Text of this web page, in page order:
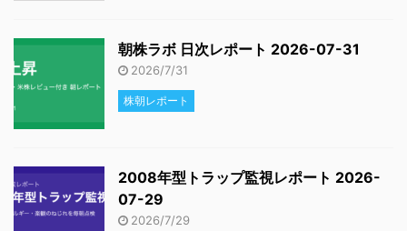
朝株ラボ 日次レポート 2026-07-31
2026/7/31
株朝レポート
2008年型トラップ監視レポート 2026-
07-29
2026/7/29